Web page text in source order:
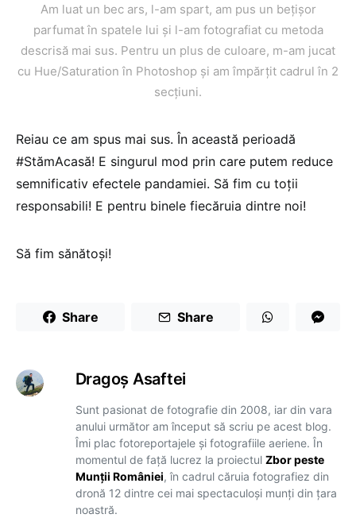
Am luat un bec ars, l-am spart, am pus un bețișor
parfumat în spatele lui și l-am fotografiat cu metoda
descrisă mai sus. Pentru un plus de culoare, m-am jucat
cu Hue/Saturation în Photoshop și am împărțit cadrul în 2
secțiuni.
Reiau ce am spus mai sus. În această perioadă
#StămAcasă! E singurul mod prin care putem reduce
semnificativ efectele pandamiei. Să fim cu toții
responsabili! E pentru binele fiecăruia dintre noi!
Să fim sănătoși!
Share Share
Dragoş Asaftei
Sunt pasionat de fotografie din 2008, iar din vara
anului următor am început să scriu pe acest blog.
Îmi plac fotoreportajele și fotografiile aeriene. În
momentul de față lucrez la proiectul Zbor peste
Munții României, în cadrul căruia fotografiez din
dronă 12 dintre cei mai spectaculoși munți din țara
noastră.